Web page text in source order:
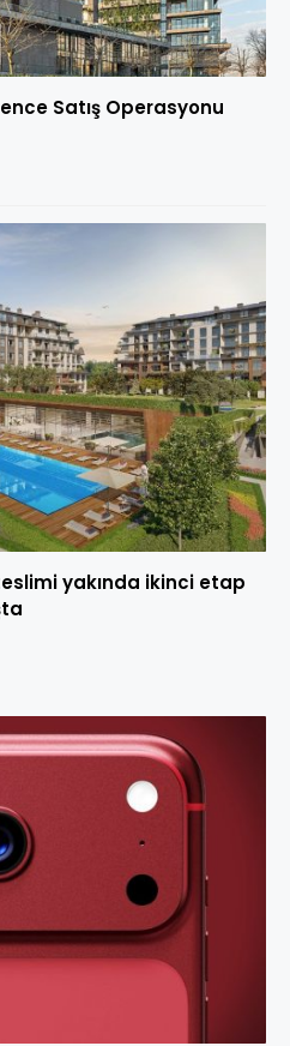
Satış Operasyonu
yakında ikinci etap